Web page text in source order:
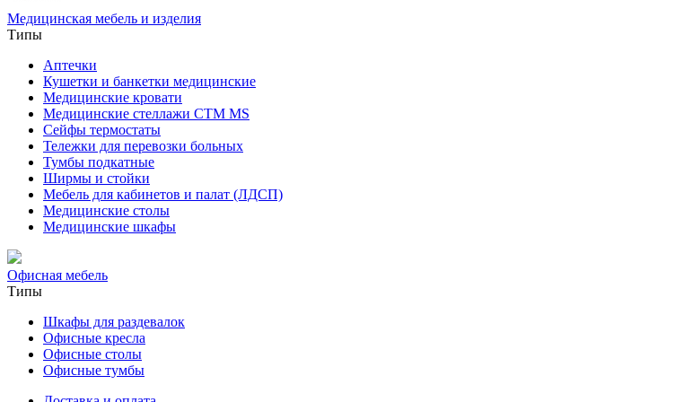
Медицинская мебель и изделия
Типы
Аптечки
Кушетки и банкетки медицинские
Медицинские кровати
Медицинские стеллажи CTM MS
Сейфы термостаты
Тележки для перевозки больных
Тумбы подкатные
Ширмы и стойки
Мебель для кабинетов и палат (ЛДСП)
Медицинские столы
Медицинские шкафы
Офисная мебель
Типы
Шкафы для раздевалок
Офисные кресла
Офисные столы
Офисные тумбы